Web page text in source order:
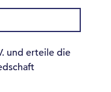
und erteile die